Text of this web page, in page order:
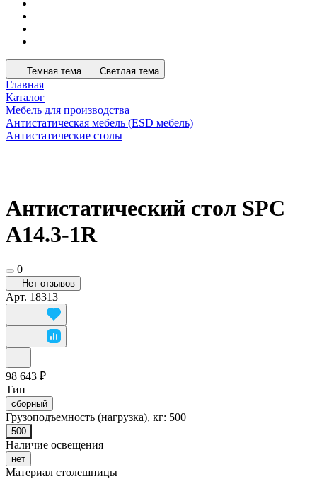
Темная тема Светлая тема
Главная
Каталог
Мебель для производства
Антистатическая мебель (ESD мебель)
Антистатические столы
Антистатический стол SPC
A14.3-1R
0
Нет отзывов
Арт. 18313
98 643 ₽
Тип
сборный
Грузоподъемность (нагрузка), кг: 500
500
Наличие освещения
нет
Материал столешницы